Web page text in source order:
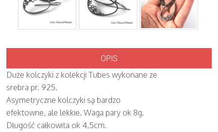
OPIS
Duże kolczyki z kolekcji Tubes wykonane ze
srebra pr. 925.
Asymetryczne kolczyki są bardzo
efektowne, ale lekkie. Waga pary ok 8g.
Długość całkowita ok 4,5cm.